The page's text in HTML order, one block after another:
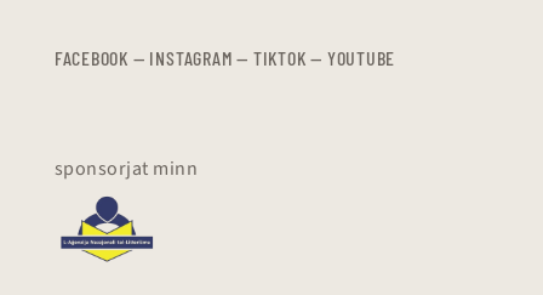
FACEBOOK — INSTAGRAM — TIKTOK — YOUTUBE
sponsorjat minn